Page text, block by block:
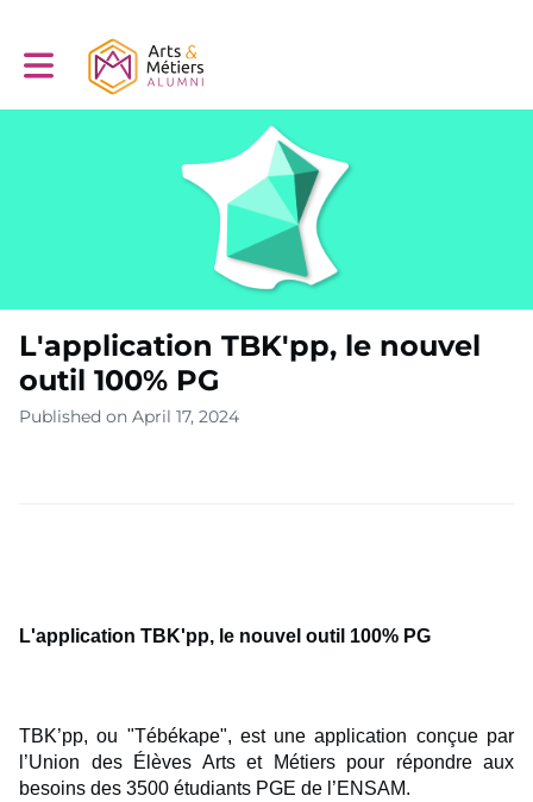
Toggle main navigation
L'application TBK'pp, le nouvel
outil 100% PG
Published on April 17, 2024
L'application TBK'pp, le nouvel outil 100% PG
TBK’pp, ou "Tébékape", est une application conçue par
l’Union des Élèves Arts et Métiers pour répondre aux
besoins des 3500 étudiants PGE de l’ENSAM.